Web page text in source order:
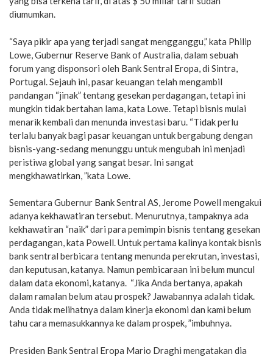
diumumkan.
“Saya pikir apa yang terjadi sangat mengganggu,” kata Philip
Lowe, Gubernur Reserve Bank of Australia, dalam sebuah
forum yang disponsori oleh Bank Sentral Eropa, di Sintra,
Portugal. Sejauh ini, pasar keuangan telah mengambil
pandangan “jinak” tentang gesekan perdagangan, tetapi ini
mungkin tidak bertahan lama, kata Lowe. Tetapi bisnis mulai
menarik kembali dan menunda investasi baru. “Tidak perlu
terlalu banyak bagi pasar keuangan untuk bergabung dengan
bisnis-yang-sedang menunggu untuk mengubah ini menjadi
peristiwa global yang sangat besar. Ini sangat
mengkhawatirkan, ”kata Lowe.
Sementara Gubernur Bank Sentral AS, Jerome Powell mengakui
adanya kekhawatiran tersebut. Menurutnya, tampaknya ada
kekhawatiran “naik” dari para pemimpin bisnis tentang gesekan
perdagangan, kata Powell. Untuk pertama kalinya kontak bisnis
bank sentral berbicara tentang menunda perekrutan, investasi,
dan keputusan, katanya. Namun pembicaraan ini belum muncul
dalam data ekonomi, katanya. “Jika Anda bertanya, apakah
dalam ramalan belum atau prospek? Jawabannya adalah tidak.
Anda tidak melihatnya dalam kinerja ekonomi dan kami belum
tahu cara memasukkannya ke dalam prospek, ”imbuhnya.
Presiden Bank Sentral Eropa Mario Draghi mengatakan dia